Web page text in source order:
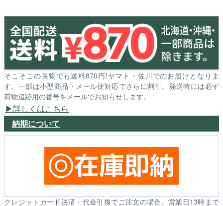
そこそこの長物でも送料870円!ヤマト・佐川でのお届けとなりま
す。一部は小型商品・メール便対応でさらに割引。発送時には必ず
荷物追跡用の番号をメールでお知らせします。
詳しくはこちら
納期について
クレジットカード決済・代金引換でご注文の場合、営業日13時まで